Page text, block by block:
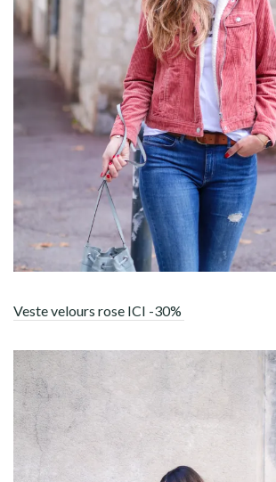
Veste velours rose ICI -30%